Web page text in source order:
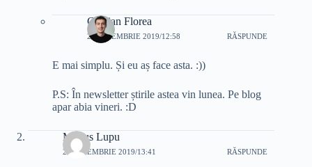
Cristian Florea
22 NOIEMBRIE 2019/12:58 RĂSPUNDE
E mai simplu. Și eu aș face asta. :))
P.S: În newsletter știrile astea vin lunea. Pe blog
apar abia vineri. :D
Marius Lupu
23 NOIEMBRIE 2019/13:41 RĂSPUNDE